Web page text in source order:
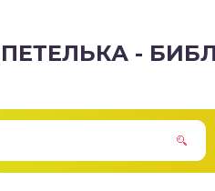
ПЕТЕЛЬКА -